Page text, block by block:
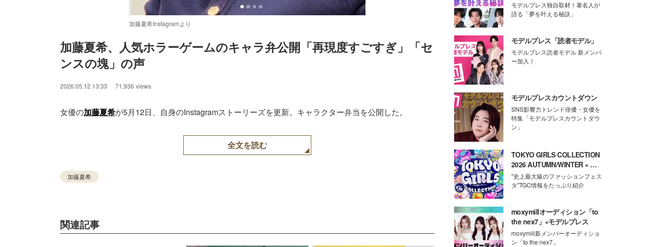
加藤夏希Instagramより
加藤夏希、人気ホラーゲームのキャラ弁公開「再現度すごすぎ」「セ
ンスの塊」の声
2026.05.12 13:33 71,936 views
女優の加藤夏希が5月12日、自身のInstagramストーリーズを更新。キャラクター弁当を公開した。
全文を読む
加藤夏希
関連記事
モデルプレス独自取材！著名人が
語る「夢を叶える秘訣」
モデルプレス「読者モデル」
モデルプレス読者モデル 新メンバ
ー加入！
モデルプレスカウントダウン
SNS影響力トレンド俳優・女優を
特集「モデルプレスカウントダウ
ン」
TOKYO GIRLS COLLECTION
2026 AUTUMN/WINTER × モ
デルプレス
"史上最大級のファッションフェス
タ"TGC情報をたっぷり紹介
moxymillオーディション「to
the nex7」×モデルプレス
moxymill新メンバーオーディショ
ン「to the nex7」